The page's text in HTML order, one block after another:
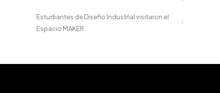
Estudiantes de Diseño Industrial visitaron el
Espacio MAKER